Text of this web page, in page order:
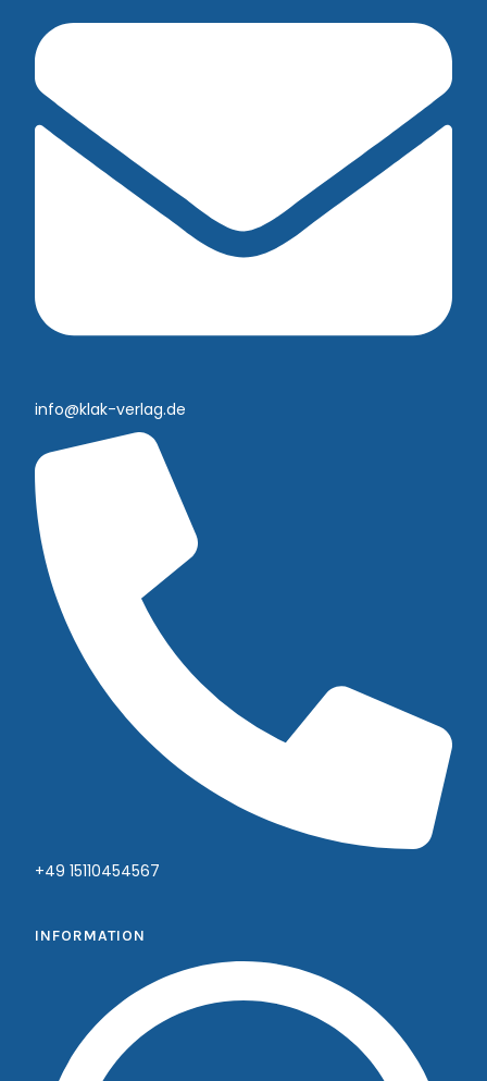
info@klak-verlag.de
+49 15110454567
INFORMATION